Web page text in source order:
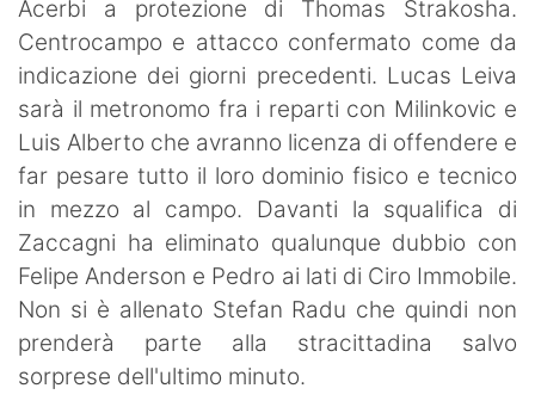
Acerbi a protezione di Thomas Strakosha.
Centrocampo e attacco confermato come da
indicazione dei giorni precedenti. Lucas Leiva
sarà il metronomo fra i reparti con Milinkovic e
Luis Alberto che avranno licenza di offendere e
far pesare tutto il loro dominio fisico e tecnico
in mezzo al campo. Davanti la squalifica di
Zaccagni ha eliminato qualunque dubbio con
Felipe Anderson e Pedro ai lati di Ciro Immobile.
Non si è allenato Stefan Radu che quindi non
prenderà parte alla stracittadina salvo
sorprese dell'ultimo minuto.